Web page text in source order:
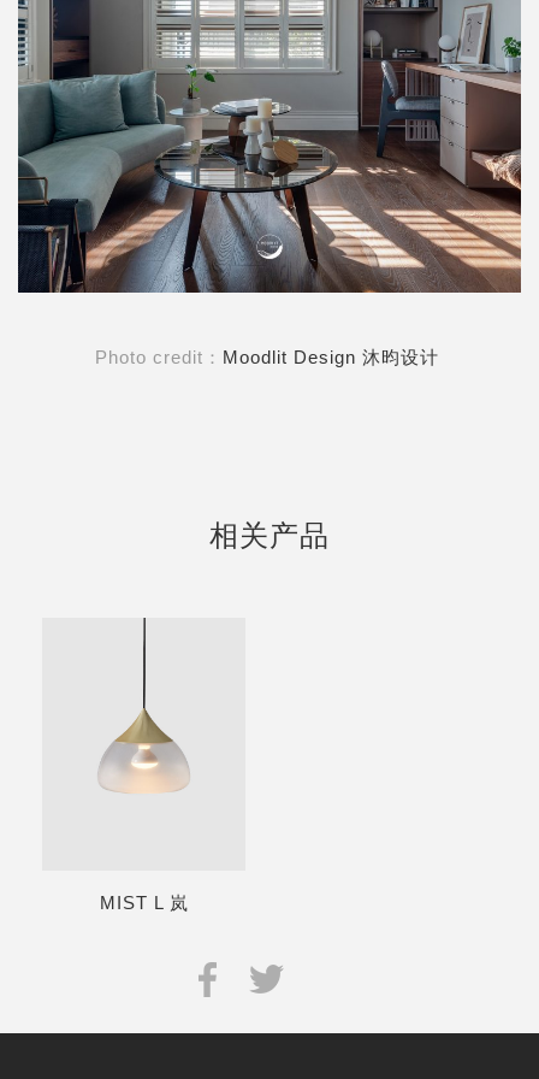
Photo credit： Moodlit Design 沐昀设计
相关产品
MIST L 岚